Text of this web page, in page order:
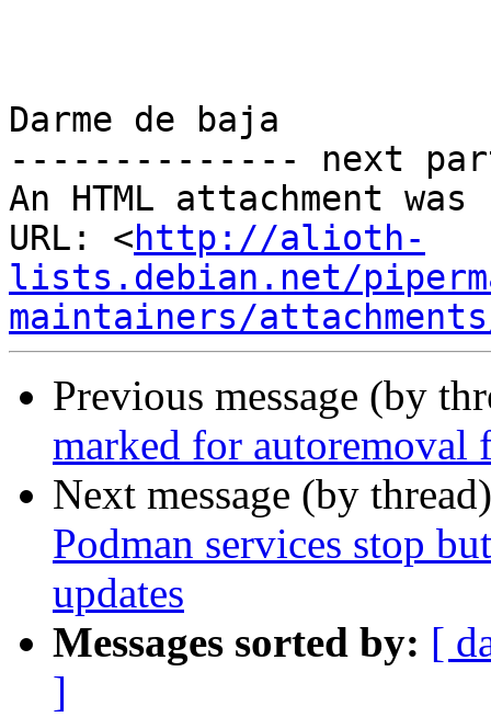
Darme de baja
-------------- next
An HTML attachment
URL: <http://alioth-
lists.debian.net/
maintainers/
Previous message (by
marked for autoremoval
Next message (by
Podman services stop
updates
Messages sorted by: [
]